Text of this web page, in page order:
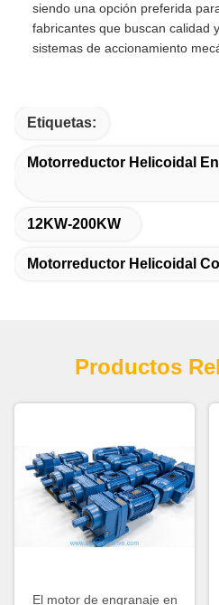
siendo una opción preferida
fabricantes que buscan calidad
sistemas de accionamiento
Etiquetas:
Motorreductor Helicoidal
12KW-200KW
Motorreductor Helicoidal
Productos
El motor de engranaje en